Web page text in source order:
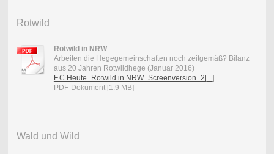
Rotwild
Rotwild in NRW
Arbeiten die Hegegemeinschaften noch zeitgemäß? Bilanz
aus 20 Jahren Rotwildhege (Januar 2016)
F.C.Heute_Rotwild in NRW_Screenversion_2[...]
PDF-Dokument [1.9 MB]
Wald und Wild